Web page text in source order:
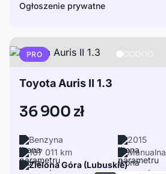
Ogłoszenie prywatne
PRO
Toyota Auris II 1.3
36 900 zł
Benzyna
2015
167 011 km
Manualna
Zielona Góra (Lubuskie)